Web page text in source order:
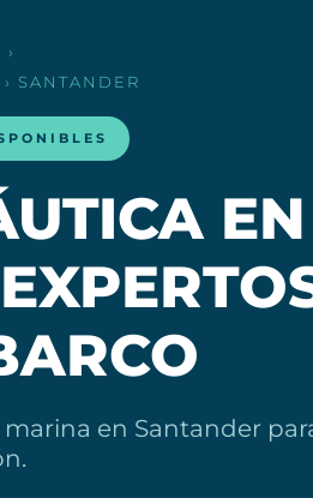
›
› SANTANDER
EN
en Santander